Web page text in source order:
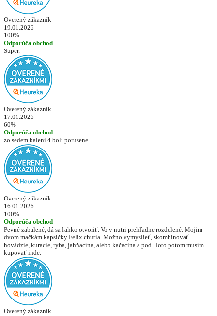
Overený zákazník
19.01.2026
100%
Odporúča obchod
Super.
Overený zákazník
17.01.2026
60%
Odporúča obchod
zo sedem baleni 4 boli porusene.
Overený zákazník
16.01.2026
100%
Odporúča obchod
Pevné zabalené, dá sa ľahko otvoriť. Vo v nutri prehľadne rozdelené. Mojim
dvom mačkám kapsičky Felix chutia. Možno vymyslieť, skombinovať
hovädzie, kuracie, ryba, jahňacína, alebo kačacina a pod. Toto potom musím
kupovať inde.
Overený zákazník